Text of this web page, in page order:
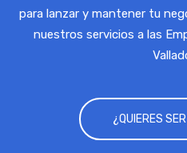
para lanzar y mantener tu
nuestros servicios a las
¿QUIERES